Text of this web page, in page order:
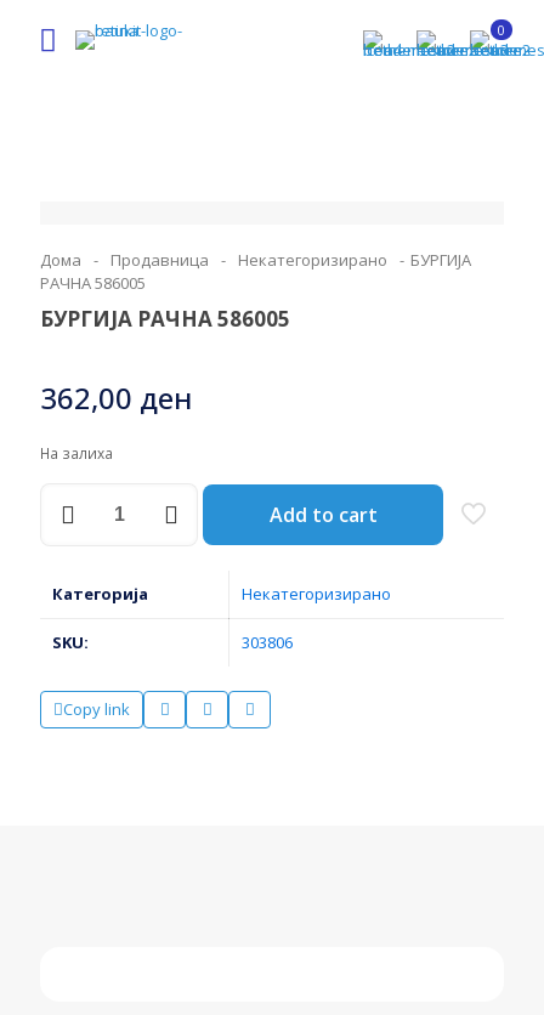
0
Дома - Продавница - Некатегоризирано - БУРГИЈА
РАЧНА 586005
БУРГИЈА РАЧНА 586005
362,00 ден
На залиха
Add to cart
Категорија Некатегоризирано
SKU: 303806
Copy link